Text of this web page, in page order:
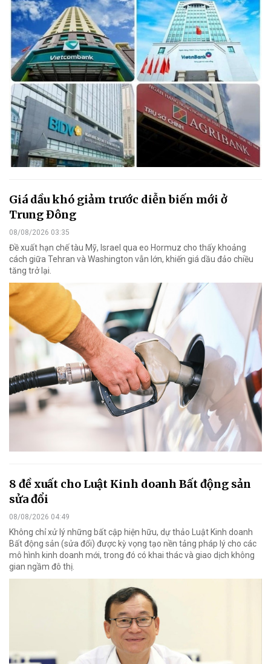
Giá dầu khó giảm trước diễn biến mới ở
Trung Đông
08/08/2026 03:35
Đề xuất hạn chế tàu Mỹ, Israel qua eo Hormuz cho thấy khoảng
cách giữa Tehran và Washington vẫn lớn, khiến giá dầu đảo chiều
tăng trở lại.
8 đề xuất cho Luật Kinh doanh Bất động sản
sửa đổi
08/08/2026 04:49
Không chỉ xử lý những bất cập hiện hữu, dự thảo Luật Kinh doanh
Bất động sản (sửa đổi) được kỳ vọng tạo nền tảng pháp lý cho các
mô hình kinh doanh mới, trong đó có khai thác và giao dịch không
gian ngầm đô thị.